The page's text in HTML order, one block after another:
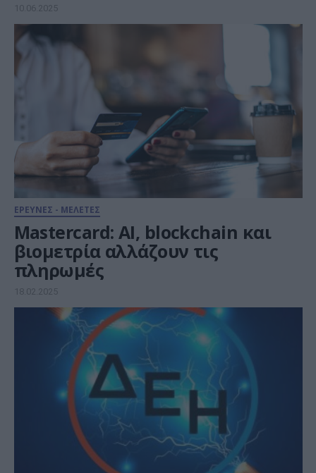
10.06.2025
ΕΡΕΥΝΕΣ - ΜΕΛΕΤΕΣ
Mastercard: ΑΙ, blockchain και
βιομετρία αλλάζουν τις
πληρωμές
18.02.2025